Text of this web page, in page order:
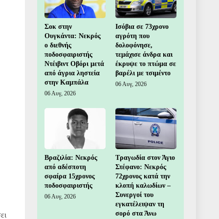
Σοκ στην
Ουγκάντα: Νεκρός
ο διεθνής
ποδοσφαιριστής
Ντέιβιντ Οβόρι μετά
από άγρια ληστεία
στην Καμπάλα
06 Αυγ, 2026
Ισόβια σε 73χρονο
αγρότη που
δολοφόνησε,
τεμάχισε άνδρα και
έκρυψε το πτώμα σε
βαρέλι με τσιμέντο
06 Αυγ, 2026
Βραζιλία: Νεκρός
από αδέσποτη
σφαίρα 15χρονος
ποδοσφαιριστής
06 Αυγ, 2026
Τραγωδία στον Άγιο
Στέφανο: Νεκρός
72χρονος κατά την
κλοπή καλωδίων –
Συνεργοί του
εγκατέλειψαν τη
σορό στα Άνω